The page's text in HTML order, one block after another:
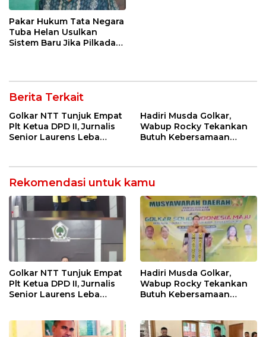
Pakar Hukum Tata Negara
Tuba Helan Usulkan
Sistem Baru Jika Pilkada
Berita Terkait
Golkar NTT Tunjuk Empat
Plt Ketua DPD II, Jurnalis
Senior Laurens Leba
Hadiri Musda Golkar,
Wabup Rocky Tekankan
Butuh Kebersamaan
Rekomendasi untuk kamu
Golkar NTT Tunjuk Empat
Plt Ketua DPD II, Jurnalis
Senior Laurens Leba
Hadiri Musda Golkar,
Wabup Rocky Tekankan
Butuh Kebersamaan